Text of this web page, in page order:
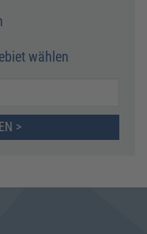
wählen
>